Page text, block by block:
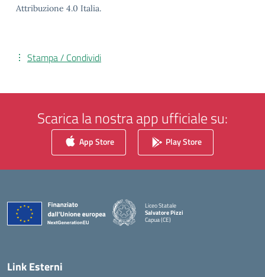
Attribuzione 4.0 Italia.
Stampa / Condividi
Scarica la nostra app ufficiale su:
App Store Play Store
Liceo Statale
Salvatore Pizzi
Capua (CE)
— Visita la pagina iniziale della scuola
Link Esterni